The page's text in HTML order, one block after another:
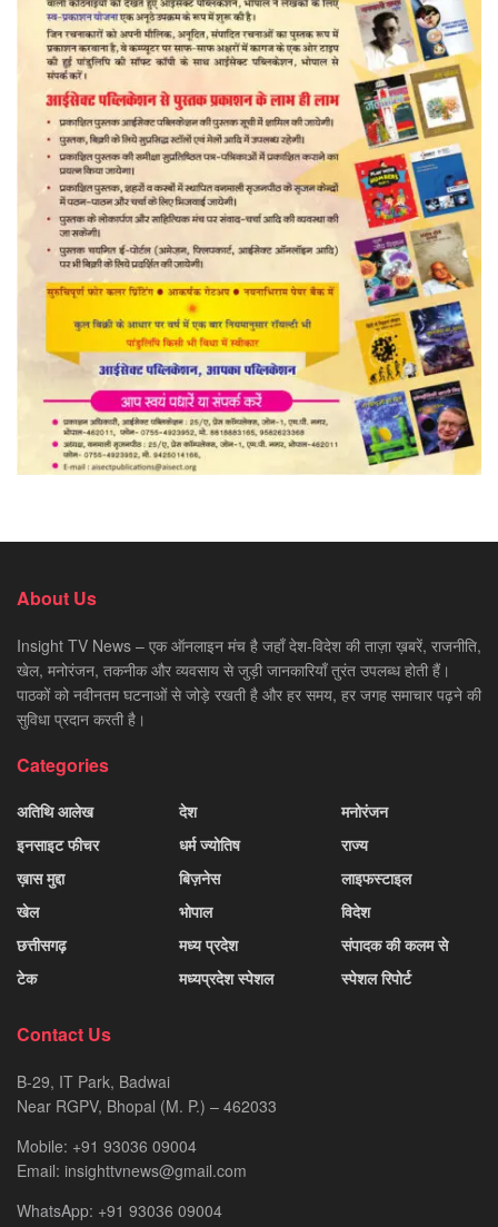
About Us
Insight TV News – एक ऑनलाइन मंच है जहाँ देश-विदेश की ताज़ा ख़बरें, राजनीति,
खेल, मनोरंजन, तकनीक और व्यवसाय से जुड़ी जानकारियाँ तुरंत उपलब्ध होती हैं।
पाठकों को नवीनतम घटनाओं से जोड़े रखती है और हर समय, हर जगह समाचार पढ़ने की
सुविधा प्रदान करती है।
Categories
अतिथि आलेख
इनसाइट फीचर
ख़ास मुद्दा
खेल
छत्तीसगढ़
टेक
देश
धर्म ज्योतिष
बिज़नेस
भोपाल
मध्य प्रदेश
मध्यप्रदेश स्पेशल
मनोरंजन
राज्य
लाइफस्टाइल
विदेश
संपादक की कलम से
स्पेशल रिपोर्ट
Contact Us
B-29, IT Park, Badwai
Near RGPV, Bhopal (M. P.) – 462033
Mobile: +91 93036 09004
Email: insighttvnews@gmail.com
WhatsApp: +91 93036 09004